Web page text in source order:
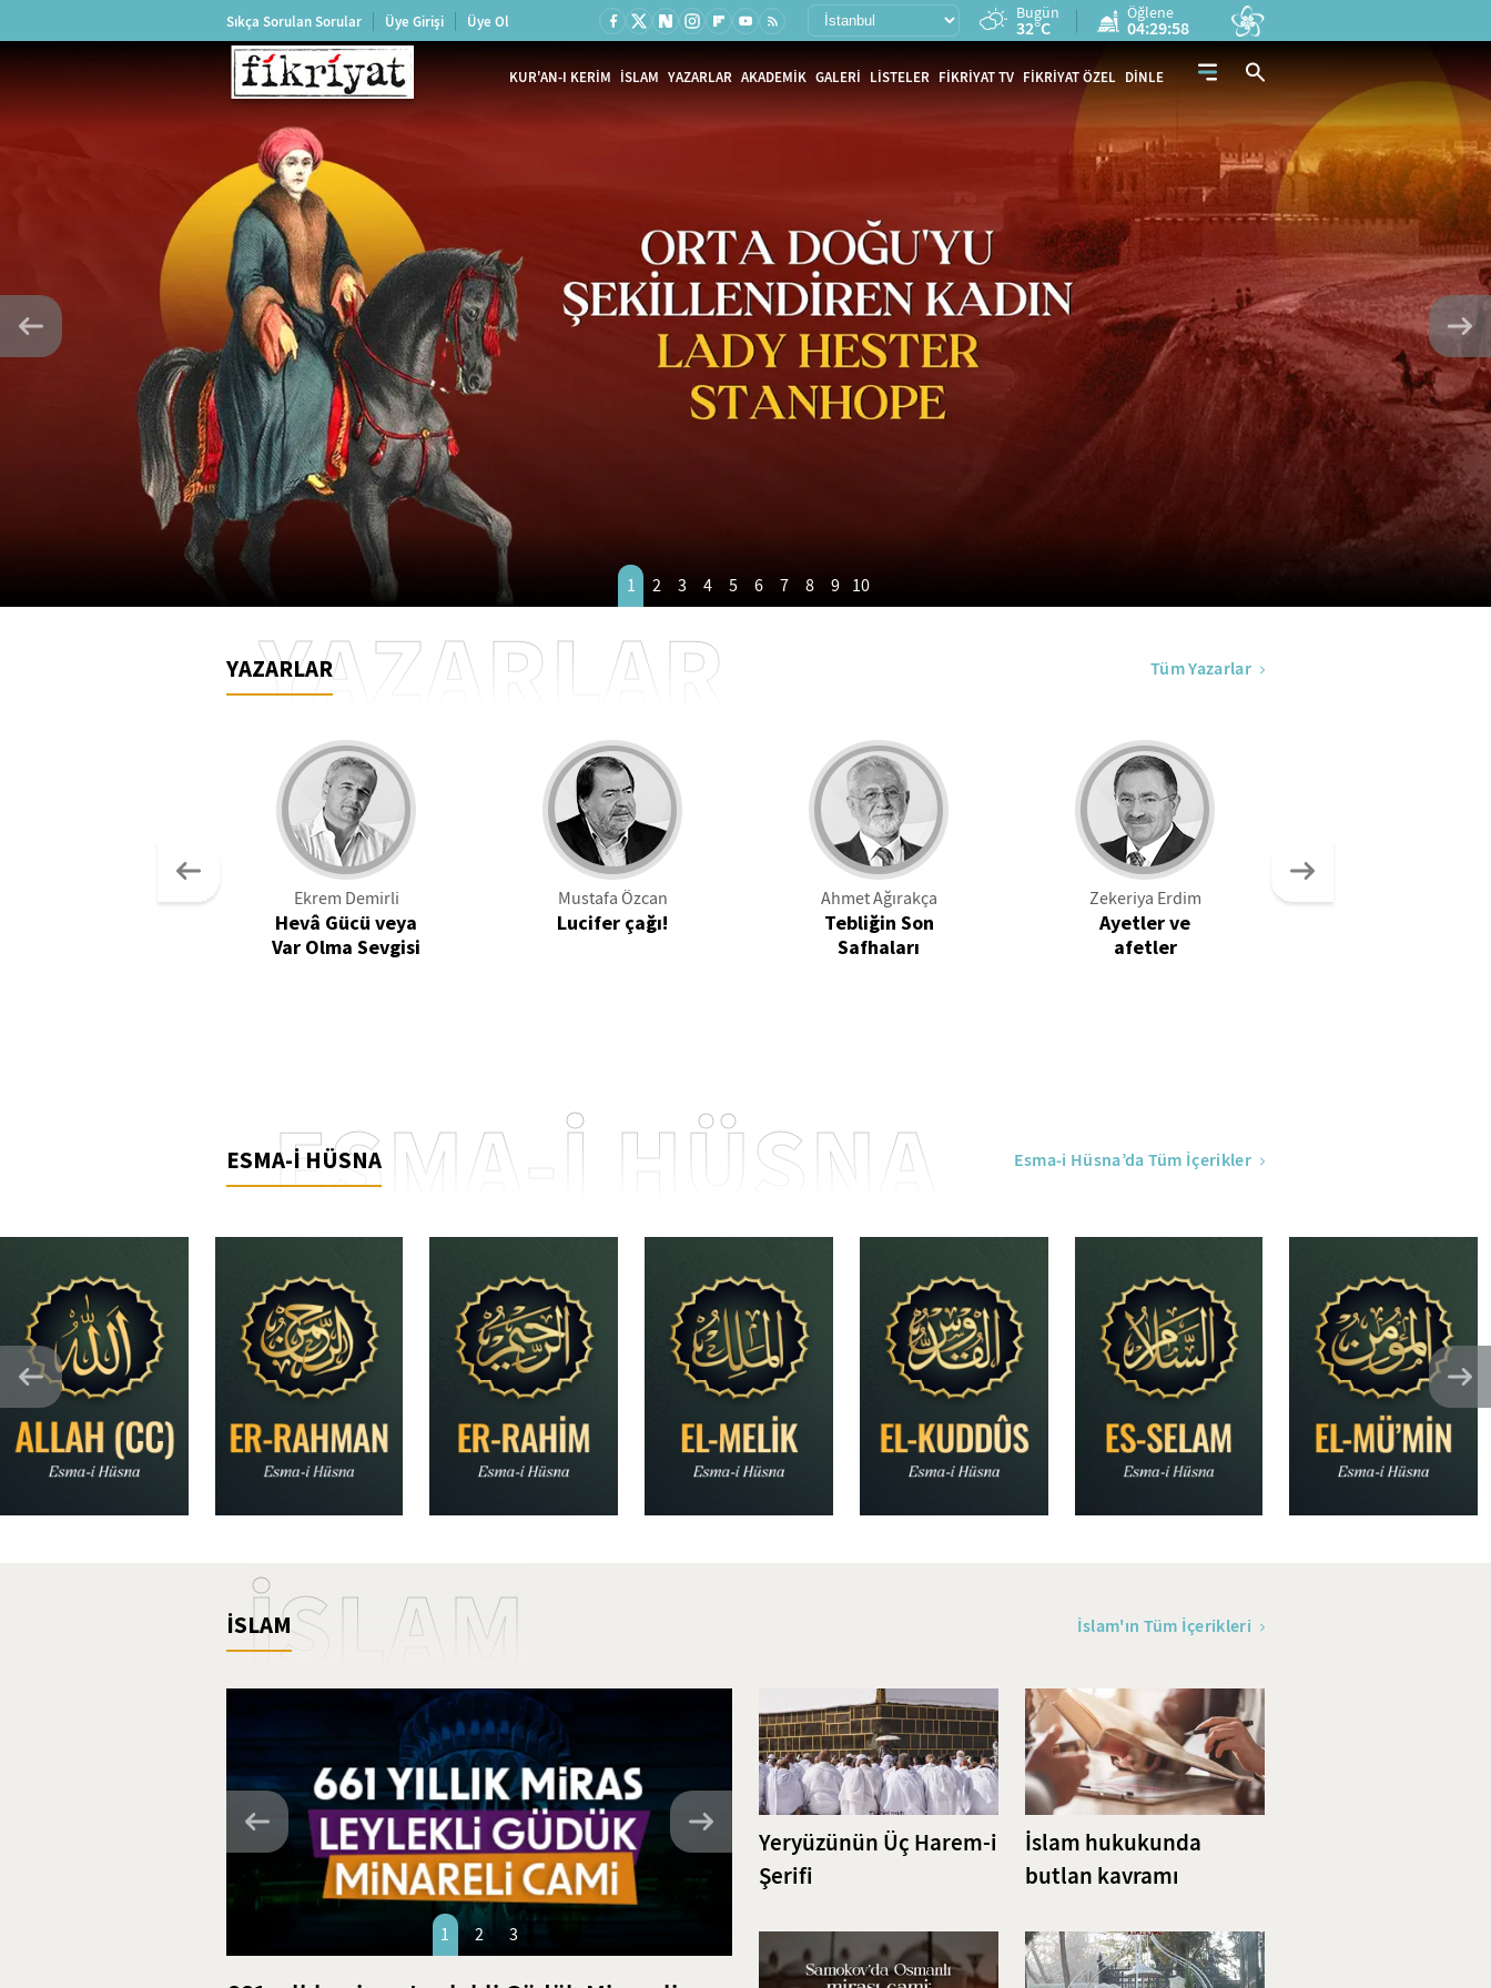
Sıkça Sorulan Sorular Üye Girişi Üye Ol Bugün
32°C
Öğlene
04:29:56
KUR'AN-I KERİM İSLAM YAZARLAR AKADEMİK GALERİ LİSTELER FİKRİYAT TV FİKRİYAT ÖZEL DİNLE
1 2 3 4 5 6 7 8 9 10
YAZARLAR
YAZARLAR Tüm Yazarlar
Ekrem Demirli
Hevâ Gücü veya
Var Olma Sevgisi
Mustafa Özcan
Lucifer çağı!
Ahmet Ağırakça
Tebliğin Son
Safhaları
Zekeriya Erdim
Ayetler ve
afetler
ESMA-İ HÜSNA
ESMA-İ HÜSNA Esma-i Hüsna’da Tüm İçerikler
İSLAM
İSLAM İslam'ın Tüm İçerikleri
1 2 3
Yeryüzünün Üç Harem-i
Şerifi
İslam hukukunda
butlan kavramı